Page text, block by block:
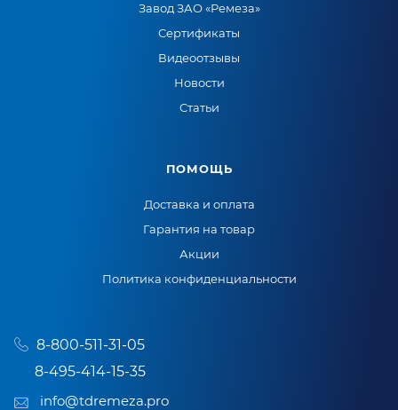
Завод ЗАО «Ремеза»
Сертификаты
Видеоотзывы
Новости
Статьи
ПОМОЩЬ
Доставка и оплата
Гарантия на товар
Акции
Политика конфиденциальности
8-800-511-31-05
8-495-414-15-35
info@tdremeza.pro